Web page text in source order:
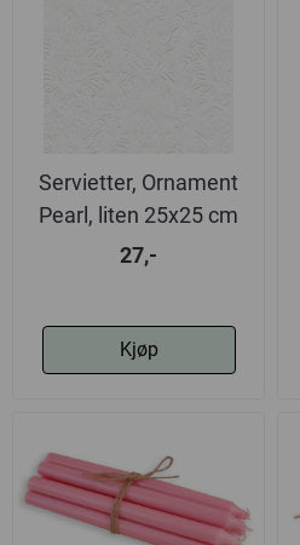
Servietter, Ornament
Pearl, liten 25x25 cm
27,-
Kjøp